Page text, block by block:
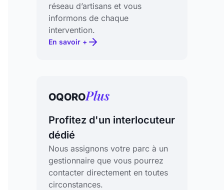
réseau d’artisans et vous
informons de chaque
intervention.
En savoir +
OQOROPlus
Profitez d'un interlocuteur
dédié
Nous assignons votre parc à un
gestionnaire que vous pourrez
contacter directement en toutes
circonstances.